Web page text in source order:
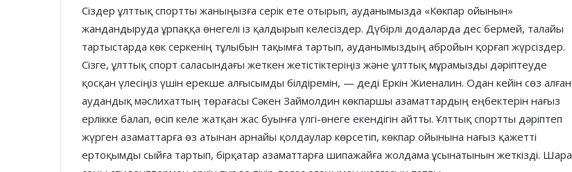
Сіздер ұлттық спортты жаныңызға серік ете отырып, ауданымызда «Көкпар ойынын»
жандандыруда ұрпаққа өнегелі із қалдырып келесіздер. Дүбірлі додаларда дес бермей, талайы
тартыстарда көк серкенің тұлыбын тақымға тартып, ауданымыздың абройын қорғап жүрсіздер.
Сізге, ұлттық спорт саласындағы жеткен жетістіктеріңіз және ұлттық мұрамызды дәріптеуде
қосқан үлесіңіз үшін ерекше алғысымды білдіремін, — деді Еркін Жиеналин. Одан кейін сөз алған
аудандық мәслихаттың төрағасы Сәкен Займолдин көкпаршы азаматтардың еңбектерін нағыз
ерлікке балап, өсіп келе жатқан жас буынға үлгі-өнеге екендігін айтты. Ұлттық спортты дәріптеп
жүрген азаматтарға өз атынан арнайы қолдаулар көрсетіп, көкпар ойынына нағыз қажетті
ертоқымды сыйға тартып, бірқатар азаматтарға шипажайға жолдама ұсынатынын жеткізді. Шара